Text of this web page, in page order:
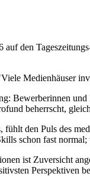
den
Medienhäuser
Bewerberinnen
beherrscht,
fühlt den Puls des
schon fast
ist Zuversicht
Perspektiven